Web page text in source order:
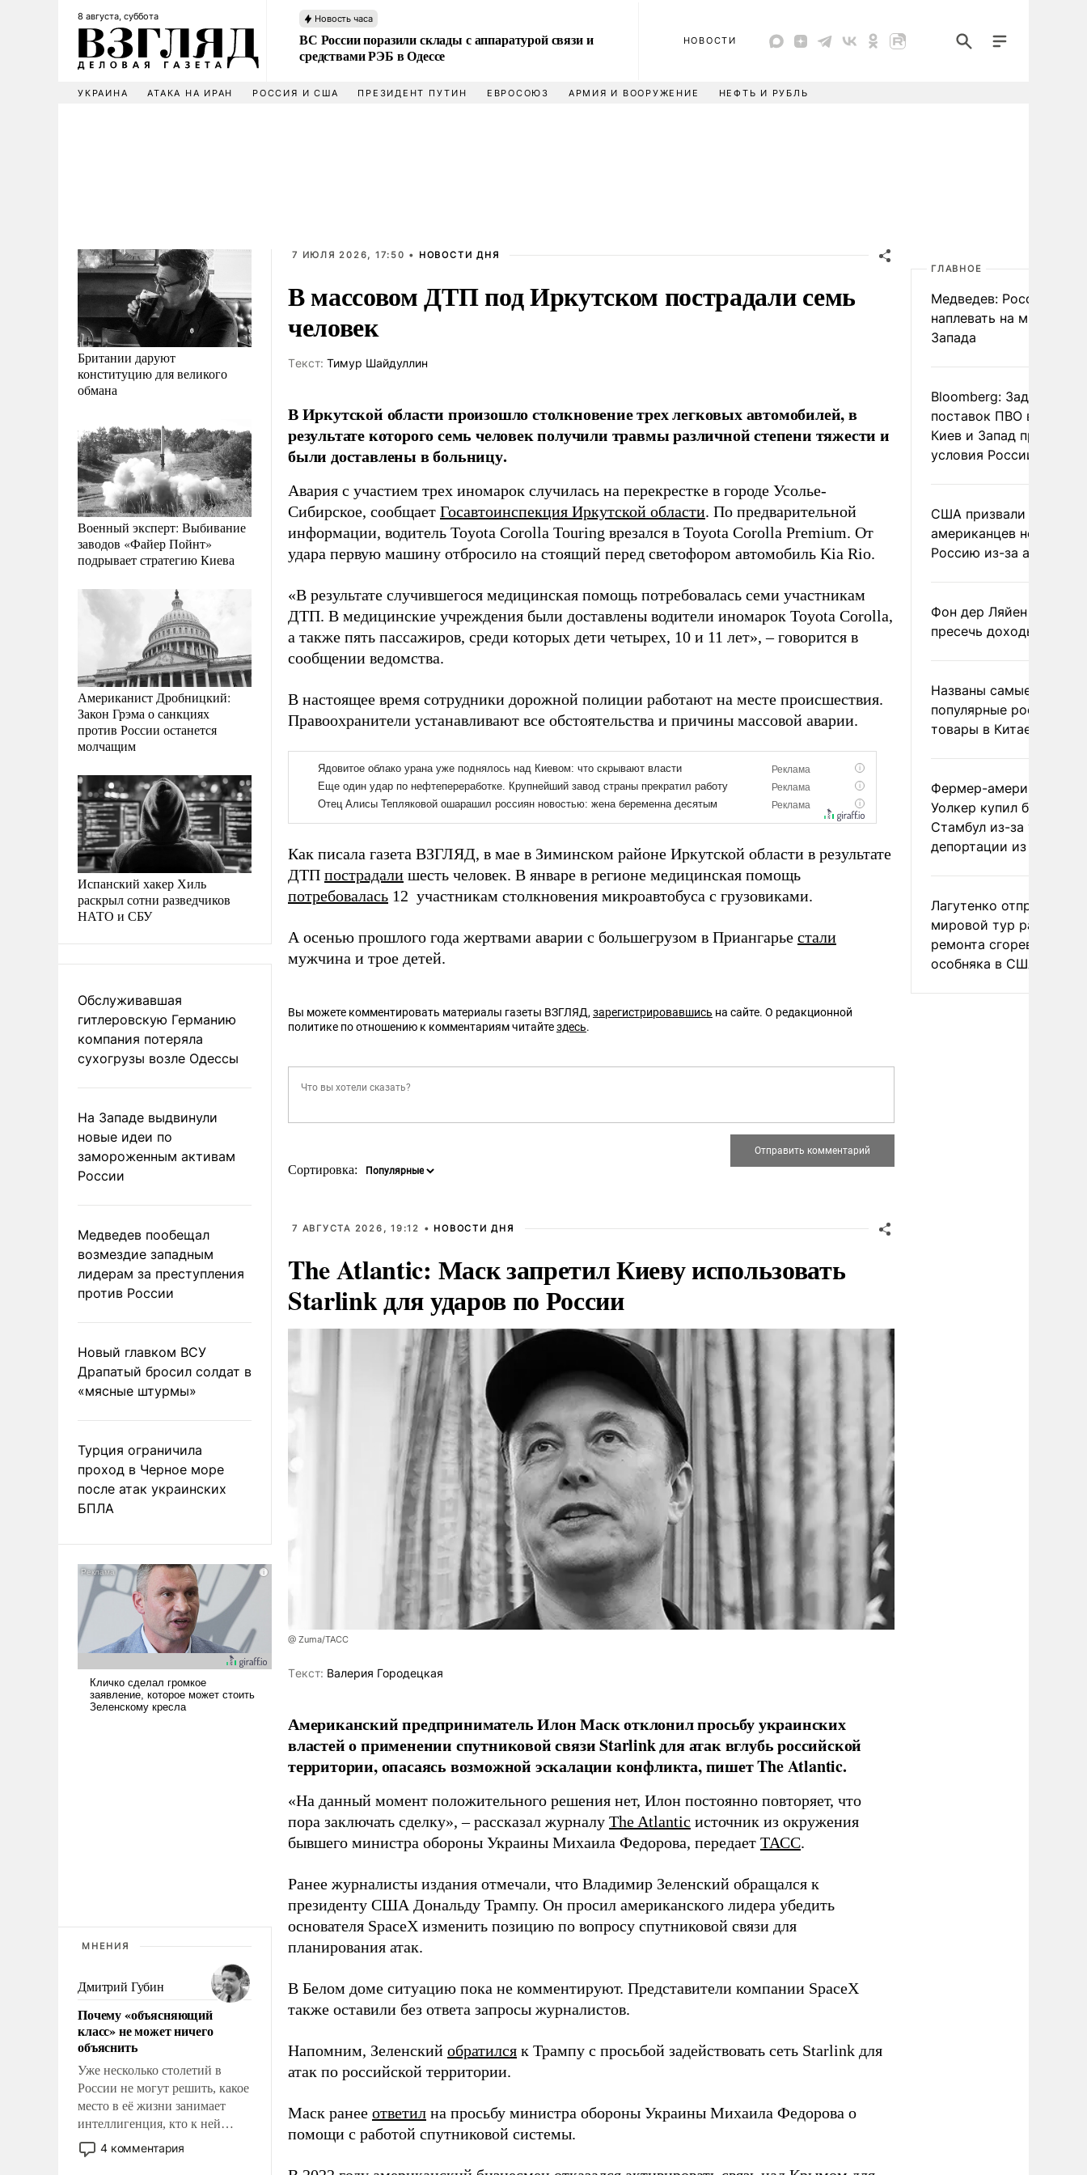
8 августа, суббота Новость часа
ВС России поразили склады с аппаратурой связи и
средствами РЭБ в Одессе
НОВОСТИ
УКРАИНА АТАКА НА ИРАН РОССИЯ И США ПРЕЗИДЕНТ ПУТИН ЕВРОСОЮЗ АРМИЯ И ВООРУЖЕНИЕ НЕФТЬ И РУБЛЬ
Британии даруют
конституцию для великого
обмана
Военный эксперт: Выбивание
заводов «Файер Пойнт»
подрывает стратегию Киева
Американист Дробницкий:
Закон Грэма о санкциях
против России останется
молчащим
Испанский хакер Хиль
раскрыл сотни разведчиков
НАТО и СБУ
Обслуживавшая
гитлеровскую Германию
компания потеряла
сухогрузы возле Одессы
На Западе выдвинули
новые идеи по
замороженным активам
России
Медведев пообещал
возмездие западным
лидерам за преступления
против России
Новый главком ВСУ
Драпатый бросил солдат в
«мясные штурмы»
Турция ограничила
проход в Черное море
после атак украинских
БПЛА
МНЕНИЯ
Дмитрий Губин
Почему «объясняющий
класс» не может ничего
объяснить
Уже несколько столетий в
России не могут решить, какое
место в её жизни занимает
интеллигенция, кто к ней
принадлежит, а кого из неё
исключили с правом
4 комментария
7 ИЮЛЯ 2026, 17:50 • НОВОСТИ ДНЯ
В массовом ДТП под Иркутском пострадали семь
человек
Tекст: Тимур Шайдуллин
В Иркутской области произошло столкновение трех легковых автомобилей, в
результате которого семь человек получили травмы различной степени тяжести и
были доставлены в больницу.
Авария с участием трех иномарок случилась на перекрестке в городе Усолье-
Сибирское, сообщает Госавтоинспекция Иркутской области. По предварительной
информации, водитель Toyota Corolla Touring врезался в Toyota Corolla Premium. От
удара первую машину отбросило на стоящий перед светофором автомобиль Kia Rio.
«В результате случившегося медицинская помощь потребовалась семи участникам
ДТП. В медицинские учреждения были доставлены водители иномарок Toyota Corolla,
а также пять пассажиров, среди которых дети четырех, 10 и 11 лет», – говорится в
сообщении ведомства.
В настоящее время сотрудники дорожной полиции работают на месте происшествия.
Правоохранители устанавливают все обстоятельства и причины массовой аварии.
Как писала газета ВЗГЛЯД, в мае в Зиминском районе Иркутской области в результате
ДТП пострадали шесть человек. В январе в регионе медицинская помощь
потребовалась 12 участникам столкновения микроавтобуса с грузовиками.
А осенью прошлого года жертвами аварии с большегрузом в Приангарье стали
мужчина и трое детей.
Вы можете комментировать материалы газеты ВЗГЛЯД, зарегистрировавшись на сайте. О редакционной
политике по отношению к комментариям читайтездесь.
Сортировка:
7 АВГУСТА 2026, 19:12 • НОВОСТИ ДНЯ
The Atlantic: Маск запретил Киеву использовать
Starlink для ударов по России
@ Zuma/ТАСС
Tекст: Валерия Городецкая
Американский предприниматель Илон Маск отклонил просьбу украинских
властей о применении спутниковой связи Starlink для атак вглубь российской
территории, опасаясь возможной эскалации конфликта, пишет The Atlantic.
«На данный момент положительного решения нет, Илон постоянно повторяет, что
пора заключать сделку», – рассказал журналу The Atlantic источник из окружения
бывшего министра обороны Украины Михаила Федорова, передает ТАСС.
Ранее журналисты издания отмечали, что Владимир Зеленский обращался к
президенту США Дональду Трампу. Он просил американского лидера убедить
основателя SpaceX изменить позицию по вопросу спутниковой связи для
планирования атак.
В Белом доме ситуацию пока не комментируют. Представители компании SpaceX
также оставили без ответа запросы журналистов.
Напомним, Зеленский обратился к Трампу с просьбой задействовать сеть Starlink для
атак по российской территории.
Маск ранее ответил на просьбу министра обороны Украины Михаила Федорова о
помощи с работой спутниковой системы.
ГЛАВНОЕ
Медведев: России
наплевать на мнение
Запада
Bloomberg: Задержка
поставок ПВО вынудит
Киев и Запад принять
условия России
США призвали
американцев не
Россию из-за атак ВСУ
Фон дер Ляйен
пресечь доходы России
Названы самые
популярные российские
товары в Китае
Фермер-американец
Уолкер купил билет в
Стамбул из-за угрозы
депортации из России
Лагутенко отправился в
мировой тур ради
ремонта сгоревшего
особняка в США